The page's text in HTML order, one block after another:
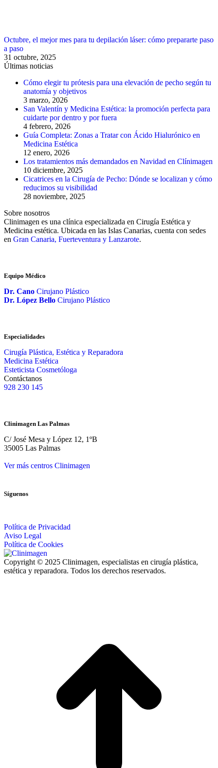
Octubre, el mejor mes para tu depilación láser: cómo prepararte paso
a paso
31 octubre, 2025
Últimas noticias
Cómo elegir tu prótesis para una elevación de pecho según tu
anatomía y objetivos
3 marzo, 2026
San Valentín y Medicina Estética: la promoción perfecta para
cuidarte por dentro y por fuera
4 febrero, 2026
Guía Completa: Zonas a Tratar con Ácido Hialurónico en
Medicina Estética
12 enero, 2026
Los tratamientos más demandados en Navidad en Clínimagen
10 diciembre, 2025
Cicatrices en la Cirugía de Pecho: Dónde se localizan y cómo
reducimos su visibilidad
28 noviembre, 2025
Sobre nosotros
Clinimagen es una clínica especializada en Cirugía Estética y
Medicina estética. Ubicada en las Islas Canarias, cuenta con sedes
en Gran Canaria, Fuerteventura y Lanzarote.
Equipo Médico
Dr. Cano Cirujano Plástico
Dr. López Bello Cirujano Plástico
Especialidades
Cirugía Plástica, Estética y Reparadora
Medicina Estética
Esteticista Cosmetóloga
Contáctanos
928 230 145
Clinimagen Las Palmas
C/ José Mesa y López 12, 1ºB
35005 Las Palmas
Ver más centros Clinimagen
Síguenos
Política de Privacidad
Aviso Legal
Política de Cookies
Copyright © 2025 Clinimagen, especialistas en cirugía plástica,
estética y reparadora. Todos los derechos reservados.